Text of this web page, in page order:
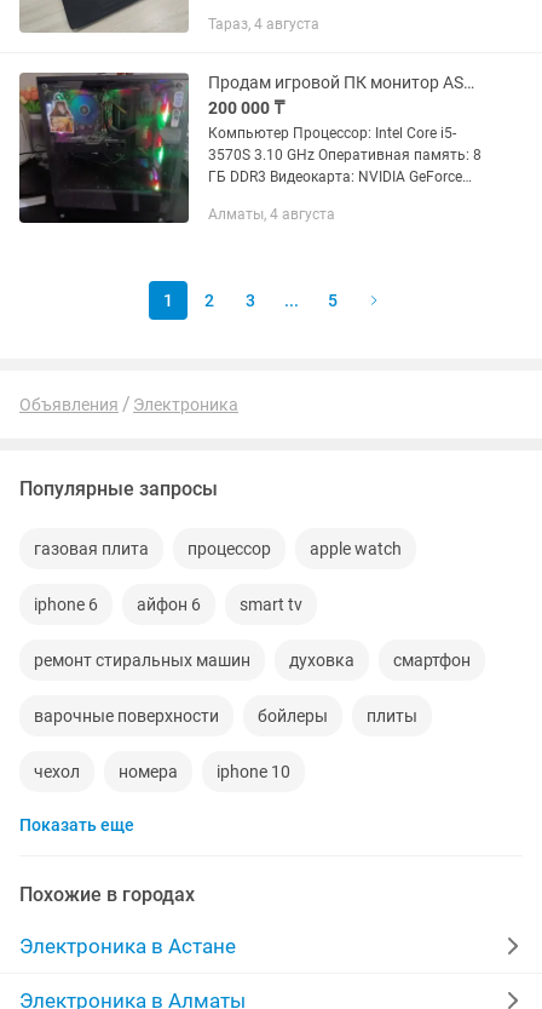
GB. Высокоскоростной SSD 128 Gb.
Тараз, 4 августа
Продам игровой ПК монитор ASUS клавиатуру Bloody
200 000 ₸
Компьютер Процессор: Intel Core i5-
3570S 3.10 GHz Оперативная память: 8
ГБ DDR3 Видеокарта: NVIDIA GeForce
AFOX 120 ГБ + HDD Hitachi 1 ТБ
Алматы, 4 августа
1 2 3 ... 5
Объявления Электроника
Популярные запросы
газовая плита процессор apple watch
iphone 6 айфон 6 smart tv
ремонт стиральных машин духовка смартфон
варочные поверхности бойлеры плиты
чехол номера iphone 10
электрическая духовка
водонагреватели телевизор lg
автоматическое новая плита
Показать еще
Похожие в городах
Электроника в Астане
Электроника в Алматы